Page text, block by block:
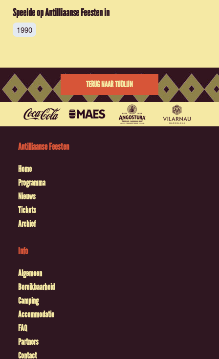
Speelde op Antilliaanse Feesten in
1990
TERUG NAAR TIJDLIJN
Antilliaanse Feesten
Home
Programma
Nieuws
Tickets
Archief
Info
Algemeen
Bereikbaarheid
Camping
Accommodatie
FAQ
Partners
Contact